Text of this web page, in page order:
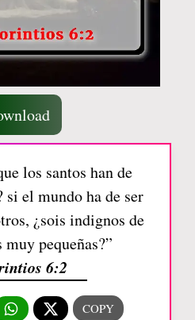
los santos han de
el mundo ha de ser
¿sois indignos de
pequeñas?”
6:2